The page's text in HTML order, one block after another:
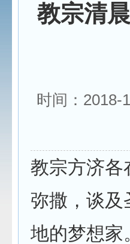
教宗清
时间：2018-
教宗方济各
弥撒，谈及
地的梦想家